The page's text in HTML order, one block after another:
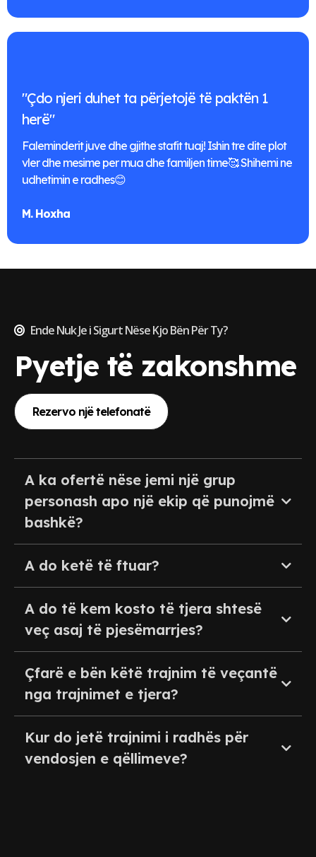
"Çdo njeri duhet ta përjetojë të paktën 1
herë"
Faleminderit juve dhe gjithe stafit tuaj! Ishin tre dite plot
vler dhe mesime per mua dhe familjen time🥰 Shihemi ne
udhetimin e radhes😊
M. Hoxha
Ende Nuk Je i Sigurt Nëse Kjo Bën Për Ty?
Pyetje të zakonshme
Rezervo një telefonatë
A ka ofertë nëse jemi një grup
personash apo një ekip që punojmë
bashkë?
A do ketë të ftuar?
A do të kem kosto të tjera shtesë
veç asaj të pjesëmarrjes?
Çfarë e bën këtë trajnim të veçantë
nga trajnimet e tjera?
Kur do jetë trajnimi i radhës për
vendosjen e qëllimeve?